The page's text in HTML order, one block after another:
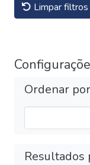
Limpar filtros
Ordenar por
Resultados